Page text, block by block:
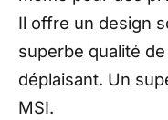
Il offre un design
superbe qualité
déplaisant. Un
MSI.